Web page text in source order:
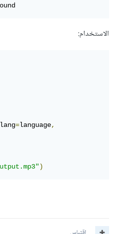
الاستخدام:
lang=language,
)